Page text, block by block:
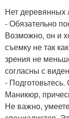
Нет деревянных
- Обязательно
Возможно, он и
съемку не так
зрения не
согласны с
-
Маникюр,
Не важно,